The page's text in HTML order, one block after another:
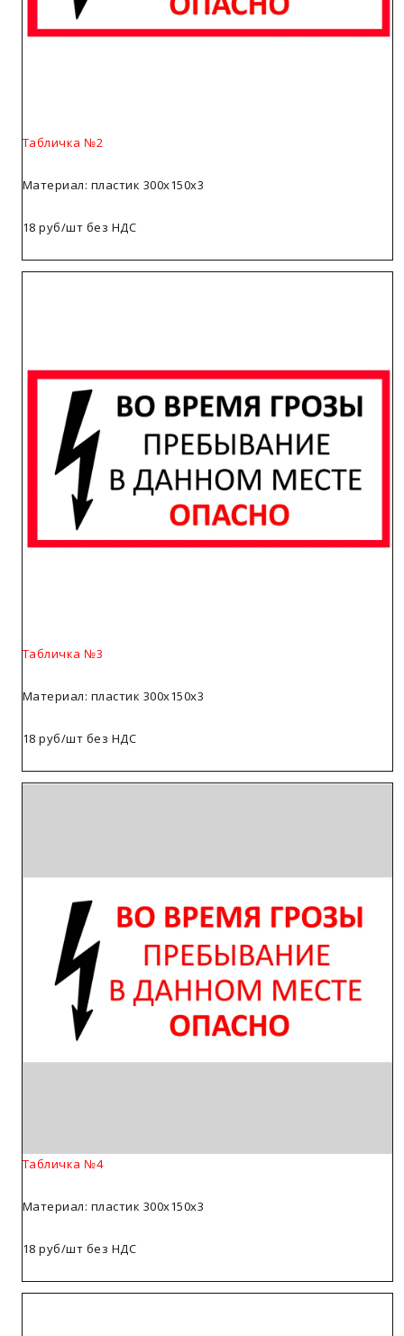
Табличка №2
Материал: пластик 300х150х3
18 руб/шт без НДС
Табличка №3
Материал: пластик 300х150х3
18 руб/шт без НДС
Табличка №4
Материал: пластик 300х150х3
18 руб/шт без НДС